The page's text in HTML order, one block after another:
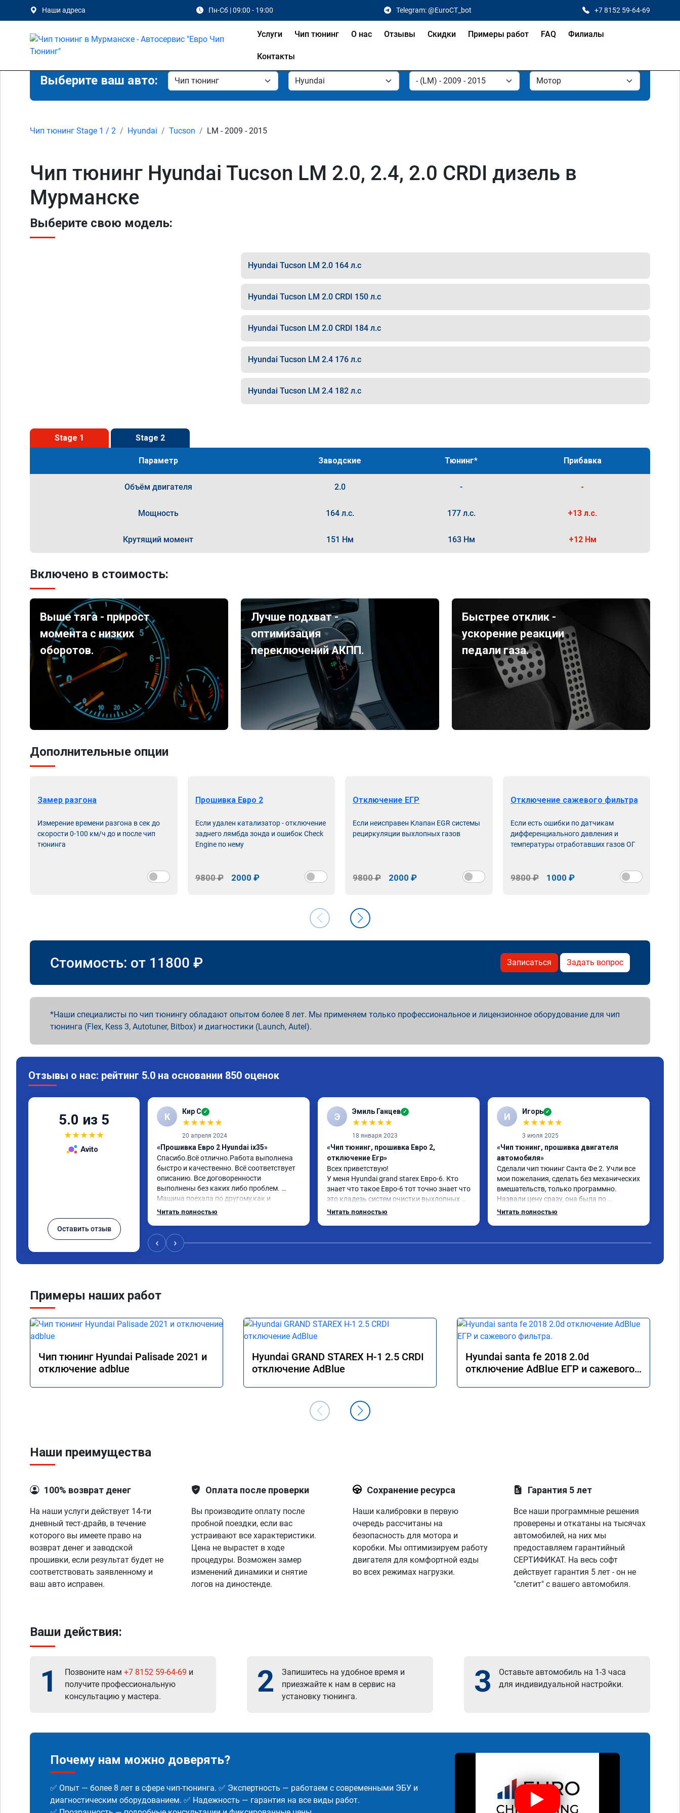
Наши адреса Пн-Сб | 09:00 - 19:00 Telegram: @EuroCT_bot +7 8152 59-64-69
Услуги Чип тюнинг О нас Отзывы Скидки Примеры работ FAQ Филиалы
Контакты
Выберите ваш авто:
Чип тюнинг Stage 1 / 2 Hyundai Tucson LM - 2009 - 2015
Чип тюнинг Hyundai Tucson LM 2.0, 2.4, 2.0 CRDI дизель в
Мурманске
Выберите свою модель:
Hyundai Tucson LM 2.0 164 л.с
Hyundai Tucson LM 2.0 CRDI 150 л.с
Hyundai Tucson LM 2.0 CRDI 184 л.с
Hyundai Tucson LM 2.4 176 л.с
Hyundai Tucson LM 2.4 182 л.с
Stage 1 Stage 2
Параметр Заводские Тюнинг* Прибавка
Объём двигателя 2.0 - -
Мощность 164 л.с. 177 л.с. +13 л.с.
Крутящий момент 151 Нм 163 Нм +12 Нм
Включено в стоимость:
Выше тяга - прирост
момента с низких
оборотов.
Лучше подхват -
оптимизация
переключений АКПП.
Быстрее отклик -
ускорение реакции
педали газа.
Дополнительные опции
Замер разгона
Измерение времени разгона в сек до
скорости 0-100 км/ч до и после чип
тюнинга
Прошивка Евро 2
Если удален катализатор - отключение
заднего лямбда зонда и ошибок Check
Engine по нему
9800 ₽ 2000 ₽
Отключение ЕГР
Если неисправен Клапан EGR системы
рециркуляции выхлопных газов
9800 ₽ 2000 ₽
Отключение сажевого фильтра
Если есть ошибки по датчикам
дифференциального давления и
температуры отработавших газов ОГ
9800 ₽ 1000 ₽
Стоимость: от 11800 ₽ Записаться Задать вопрос
Наши специалисты по чип тюнингу обладают опытом более 8 лет. Мы применяем только профессиональное и лицензионное оборудование для чип
тюнинга (Flex, Kess 3, Autotuner, Bitbox) и диагностики (Launch, Autel).
Отзывы о нас: рейтинг 5.0 на основании 850 оценок
5.0 из 5
★★★★★
Avito
Оставить отзыв
К Кир С ✓
★★★★★
20 апреля 2024
«Прошивка Евро 2 Hyundai ix35»
Спасибо.Всё отлично.Работа выполнена
быстро и качественно. Всё соответствует
описанию. Все договоренности
выполнены без каких либо проблем.
Машина поехала по другому,как и
обещали. Всё понравилось. Рекомендую
Читать полностью
Э Эмиль Ганцев ✓
★★★★★
18 января 2023
«Чип тюнинг, прошивка Евро 2,
отключение Егр»
Всех приветствую!
У меня Hyundai grand starex Евро-6. Кто
знает что такое Евро-6 тот точно знает что
это кладезь систем очистки выхлопных
газов, там и ЕГР и мочевина, сажевый
В общем рекомендую. Всем добра и
Читать полностью
И Игорь ✓
★★★★★
3 июля 2025
«Чип тюнинг, прошивка двигателя
автомобиля»
Сделали чип тюнинг Санта Фе 2. Учли все
мои пожелания, сделать без механических
вмешательств, только программно.
Назвали цену сразу, она была по
окончании работ без изменений.
Читать полностью
‹ ›
Примеры наших работ
Чип тюнинг Hyundai Palisade 2021 и
отключение adblue
Hyundai GRAND STAREX H-1 2.5 CRDI
отключение AdBlue
Hyundai santa fe 2018 2.0d
отключение AdBlue ЕГР и сажевого
Наши преимущества
100% возврат денег
На наши услуги действует 14-ти
дневный тест-драйв, в течение
которого вы имеете право на
возврат денег и заводской
прошивки, если результат будет не
соответствовать заявленному и
ваш авто исправен.
Оплата после проверки
Вы производите оплату после
пробной поездки, если вас
устраивают все характеристики.
Цена не вырастет в ходе
процедуры. Возможен замер
изменений динамики и снятие
логов на диностенде.
Сохранение ресурса
Наши калибровки в первую
очередь рассчитаны на
безопасность для мотора и
коробки. Мы оптимизируем работу
двигателя для комфортной езды
во всех режимах нагрузки.
Гарантия 5 лет
Все наши программные решения
проверены и откатаны на тысячах
автомобилей, на них мы
предоставляем гарантийный
СЕРТИФИКАТ. На весь софт
действует гарантия 5 лет - он не
"слетит" с вашего автомобиля.
Ваши действия:
1 Позвоните нам +7 8152 59-64-69 и
получите профессиональную
консультацию у мастера.
2
Запишитесь на удобное время и
приезжайте к нам в сервис на
установку тюнинга.
3
Оставьте автомобиль на 1-3 часа
для индивидуальной настройки.
Почему нам можно доверять?
✅ Опыт — более 8 лет в сфере чип-тюнинга. ✅ Экспертность — работаем с современными ЭБУ и
диагностическим оборудованием. ✅ Надежность — гарантия на все виды работ.